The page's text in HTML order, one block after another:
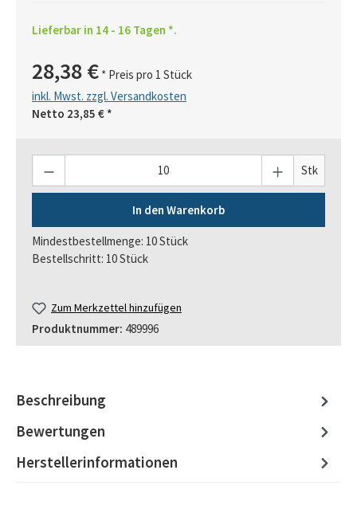
Lieferbar in 14 - 16 Tagen *.
28,38 € * Preis pro 1 Stück
inkl. Mwst. zzgl. Versandkosten
Netto 23,85 € *
Stk
In den Warenkorb
Mindestbestellmenge: 10 Stück
Bestellschritt: 10 Stück
Zum Merkzettel hinzufügen
Produktnummer: 489996
Beschreibung
Bewertungen
Herstellerinformationen